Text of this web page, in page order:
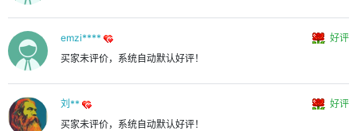
emzi****
好评
买家未评价，系统自动默认好评！
刘**
好评
买家未评价，系统自动默认好评！